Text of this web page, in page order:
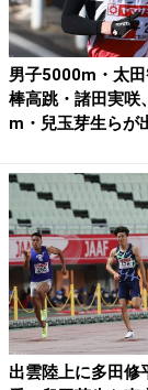
男子5000m・太
棒高跳・諸田実咲
m・兒玉芽生らが
出雲陸上に多田修